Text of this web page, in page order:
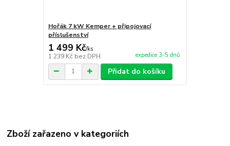
Hořák 7 kW Kemper + připojovací
příslušenství
1 499 Kč/ks
1 239 Kč bez DPH expedice 3-5 dnů
Přidat do košíku
Zboží zařazeno v kategoriích